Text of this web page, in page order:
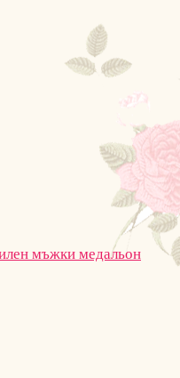
мъжки медальон